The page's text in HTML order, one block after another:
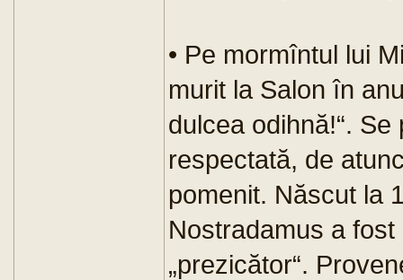
• Pe mormîntul lui
murit la Salon în
dulcea odihnă!“.
respectată, de
pomenit. Născut la
Nostradamus a
„prezicător“.